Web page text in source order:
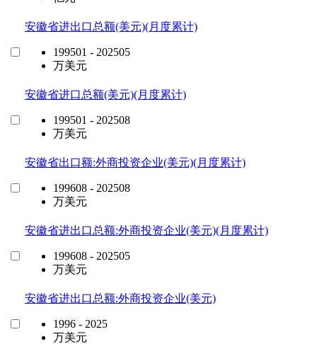
安徽省进出口总额(美元)(月度累计)
199501 - 202505
万美元
安徽省进口总额(美元)(月度累计)
199501 - 202508
万美元
安徽省出口额:外商投资企业(美元)(月度累计)
199608 - 202508
万美元
安徽省进出口总额:外商投资企业(美元)(月度累计)
199608 - 202505
万美元
安徽省进出口总额:外商投资企业(美元)
1996 - 2025
万美元